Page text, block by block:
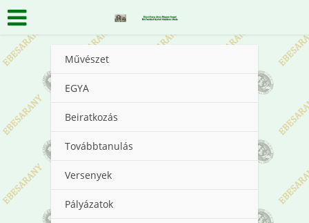
Művészet
EGYA
Beiratkozás
Továbbtanulás
Versenyek
Pályázatok